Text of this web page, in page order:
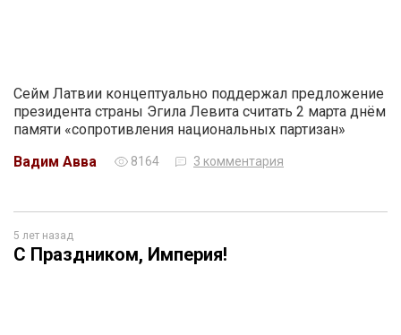
Сейм Латвии концептуально поддержал предложение
президента страны Эгила Левита считать 2 марта днём
памяти «сопротивления национальных партизан»
Вадим Авва
8164 3 комментария
5 лет назад
С Праздником, Империя!